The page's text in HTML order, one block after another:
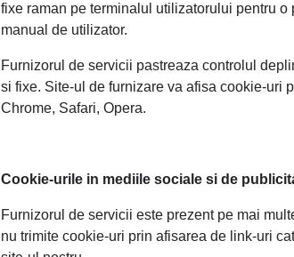
fixe raman pe terminalul utilizatorului pentru
manual de utilizator.
Furnizorul de servicii pastreaza controlul
si fixe. Site-ul de furnizare va afisa cookie-uri
Chrome, Safari, Opera.
Cookie-urile in mediile sociale si de
Furnizorul de servicii este prezent pe mai
nu trimite cookie-uri prin afisarea de link-uri